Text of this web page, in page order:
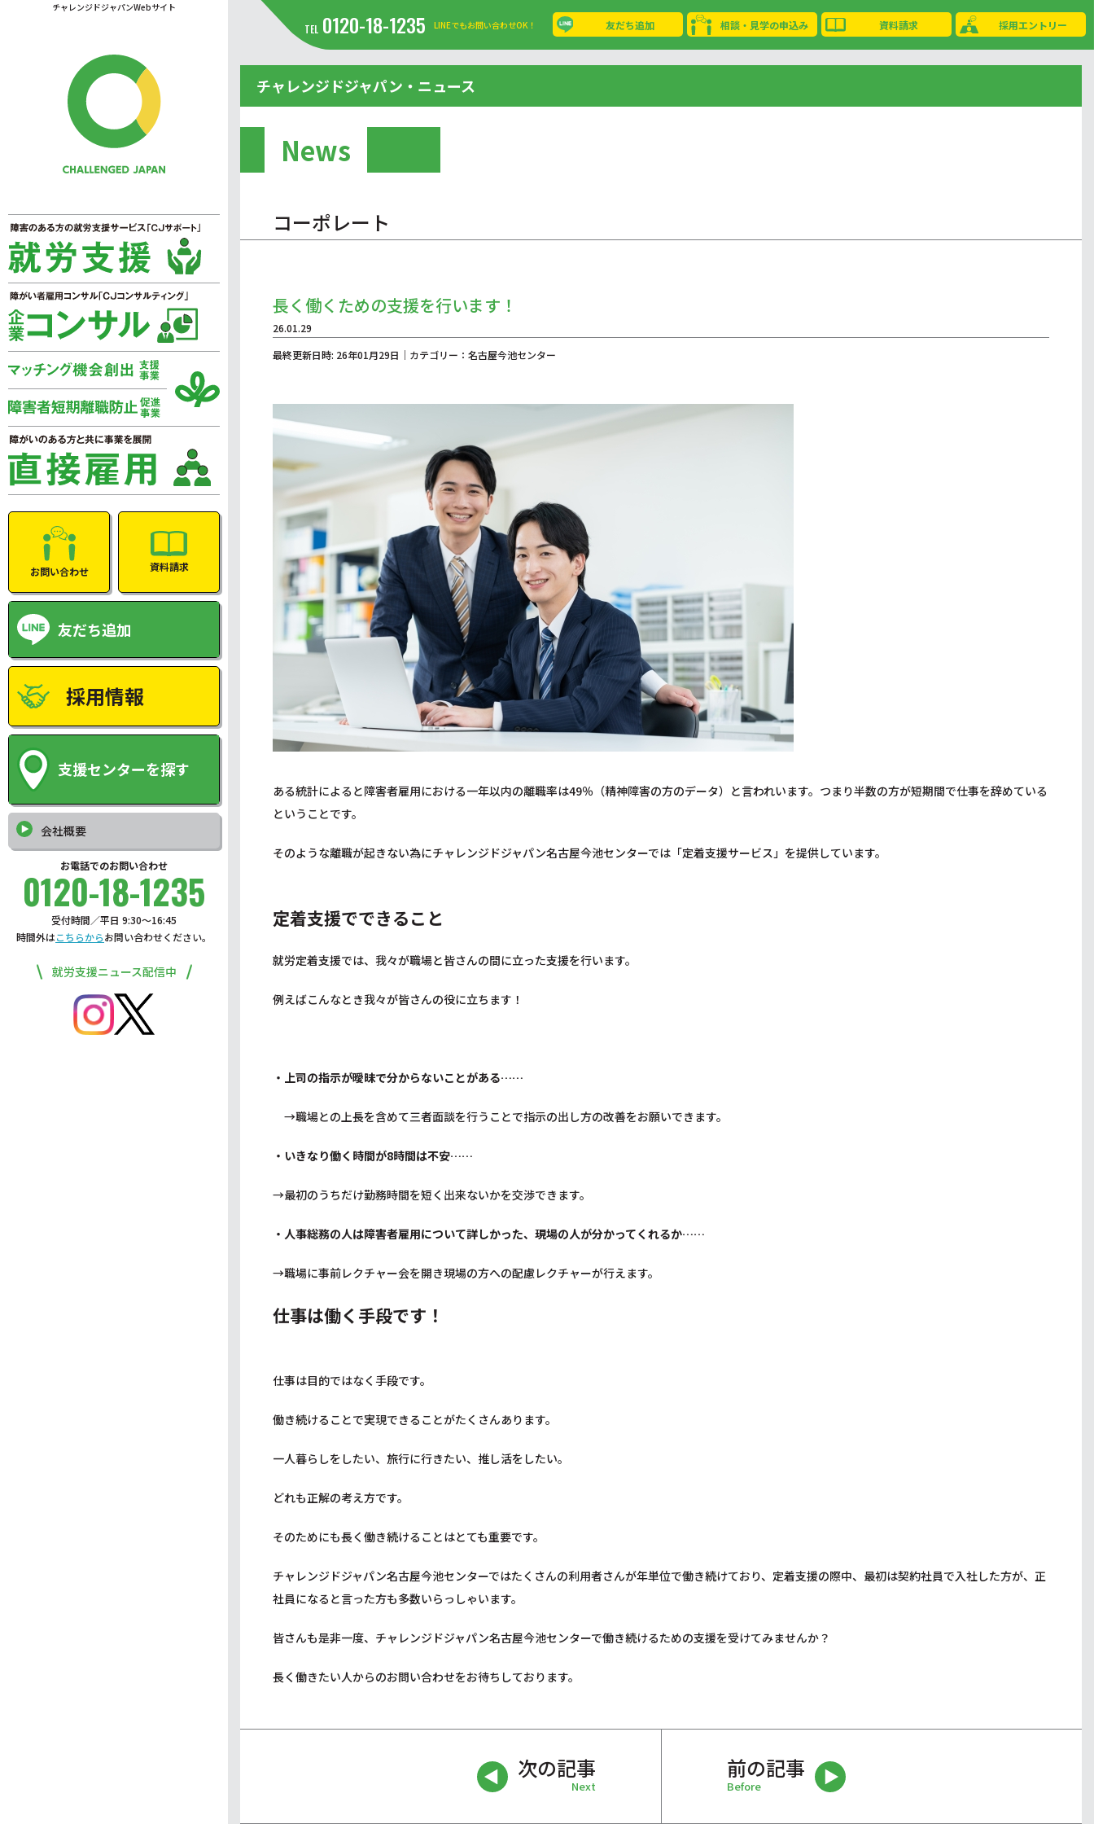
チャレンジドジャパンWebサイト
お問い合わせ 資料請求
友だち追加
採用情報
支援センターを探す
会社概要
お電話でのお問い合わせ
0120-18-1235
受付時間／平日 9:30〜16:45
時間外はこちらからお問い合わせください。
就労支援ニュース配信中
TEL 0120-18-1235 LINEでもお問い合わせOK！ 友だち追加 相談・見学の申込み 資料請求 採用エントリー
チャレンジドジャパン・ニュース
News
コーポレート
長く働くための支援を行います！
26.01.29
最終更新日時: 26年01月29日｜カテゴリー：名古屋今池センター
ある統計によると障害者雇用における一年以内の離職率は49％（精神障害の方のデータ）と言われいます。つまり半数の方が短期間で仕事を辞めている
ということです。
そのような離職が起きない為にチャレンジドジャパン名古屋今池センターでは「定着支援サービス」を提供しています。
定着支援でできること
就労定着支援では、我々が職場と皆さんの間に立った支援を行います。
例えばこんなとき我々が皆さんの役に立ちます！
・上司の指示が曖昧で分からないことがある……
→職場との上長を含めて三者面談を行うことで指示の出し方の改善をお願いできます。
・いきなり働く時間が8時間は不安……
→最初のうちだけ勤務時間を短く出来ないかを交渉できます。
・人事総務の人は障害者雇用について詳しかった、現場の人が分かってくれるか……
→職場に事前レクチャー会を開き現場の方への配慮レクチャーが行えます。
仕事は働く手段です！
仕事は目的ではなく手段です。
働き続けることで実現できることがたくさんあります。
一人暮らしをしたい、旅行に行きたい、推し活をしたい。
どれも正解の考え方です。
そのためにも長く働き続けることはとても重要です。
チャレンジドジャパン名古屋今池センターではたくさんの利用者さんが年単位で働き続けており、定着支援の際中、最初は契約社員で入社した方が、正
社員になると言った方も多数いらっしゃいます。
皆さんも是非一度、チャレンジドジャパン名古屋今池センターで働き続けるための支援を受けてみませんか？
長く働きたい人からのお問い合わせをお待ちしております。
次の記事
Next
前の記事
Before